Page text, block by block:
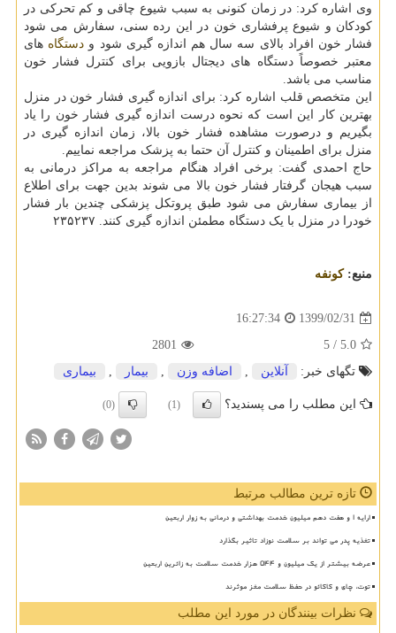
وی اشاره کرد: در زمان کنونی به سبب شیوع چاقی و کم تحرکی در
کودکان و شیوع پرفشاری خون در این رده سنی، سفارش می شود
فشار خون افراد بالای سه سال هم اندازه گیری شود و دستگاه های
معتبر خصوصاً دستگاه های دیجتال بازویی برای کنترل فشار خون
مناسب می باشد.
این متخصص قلب اشاره کرد: برای اندازه گیری فشار خون در منزل
بهترین کار این است که نحوه درست اندازه گیری فشار خون را یاد
بگیریم و درصورت مشاهده فشار خون بالا، زمان اندازه گیری در
منزل برای اطمینان و کنترل آن حتما به پزشک مراجعه نماییم.
حاج احمدی گفت: برخی افراد هنگام مراجعه به مراکز درمانی به
سبب هیجان گرفتار فشار خون بالا می شوند بدین جهت برای اطلاع
از بیماری سفارش می شود طبق پروتکل پزشکی چندین بار فشار
خودرا در منزل با یک دستگاه مطمئن اندازه گیری کنند. ۲۳۵۲۳۷
منبع:كونفه
1399/02/31
16:27:34
5.0
/ 5
2801
تگهای خبر:
آنلاین , اضافه وزن , بیمار , بیماری
این مطلب را می پسندید؟ (1)
(0)
تازه ترین مطالب مرتبط
ارایه ۱ و هفت دهم میلیون خدمت بهداشتی و درمانی به زوار اربعین
تغذیه پدر می تواند بر سلامت نوزاد تاثیر بگذارد
عرضه بیشتر از یک میلیون و ۵۴۴ هزار خدمت سلامت به زائرین اربعین
توت، چای و کاکائو در حفظ سلامت مغز موثرند
نظرات بینندگان در مورد این مطلب